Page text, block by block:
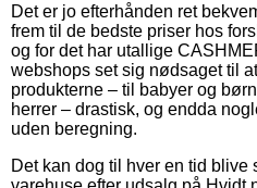
Det er jo efterhånden ret
frem til de bedste priser hos
og for det har utallige
webshops set sig nødsaget til
produkterne – til babyer og
herrer – drastisk, og endda
uden beregning.
Det kan dog til hver en tid